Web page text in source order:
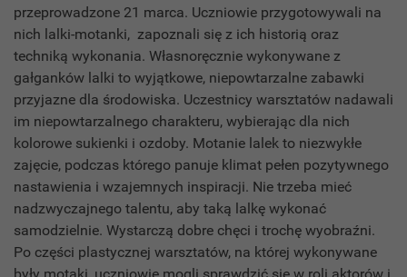
przeprowadzone 21 marca. Uczniowie przygotowywali na
nich lalki-motanki, zapoznali się z ich historią oraz
techniką wykonania. Własnoręcznie wykonywane z
gałganków lalki to wyjątkowe, niepowtarzalne zabawki
przyjazne dla środowiska. Uczestnicy warsztatów nadawali
im niepowtarzalnego charakteru, wybierając dla nich
kolorowe sukienki i ozdoby. Motanie lalek to niezwykłe
zajęcie, podczas którego panuje klimat pełen pozytywnego
nastawienia i wzajemnych inspiracji. Nie trzeba mieć
nadzwyczajnego talentu, aby taką lalkę wykonać
samodzielnie. Wystarczą dobre chęci i trochę wyobraźni.
Po części plastycznej warsztatów, na której wykonywane